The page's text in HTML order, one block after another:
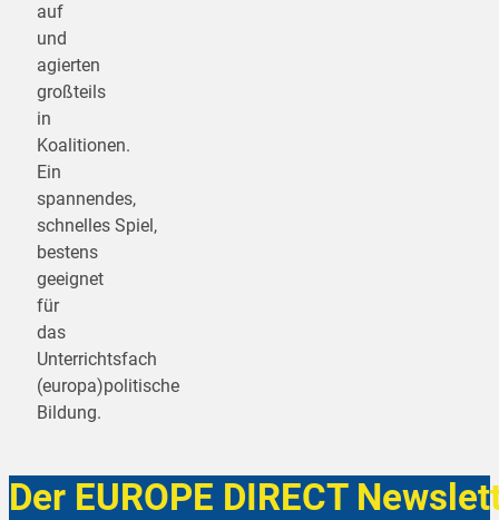
auf
und
agierten
großteils
in
Koalitionen.
Ein
spannendes,
schnelles Spiel,
bestens
geeignet
für
das
Unterrichtsfach
(europa)politische
Bildung.
Der EUROPE DIRECT